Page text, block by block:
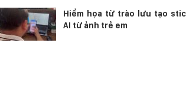
Hiểm họa từ trào lưu tạo
AI từ ảnh trẻ em